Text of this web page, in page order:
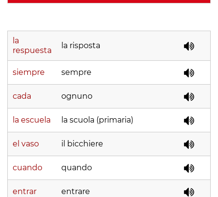
la
respuesta
la risposta
siempre sempre
cada ognuno
la escuela la scuola (primaria)
el vaso il bicchiere
cuando quando
entrar entrare